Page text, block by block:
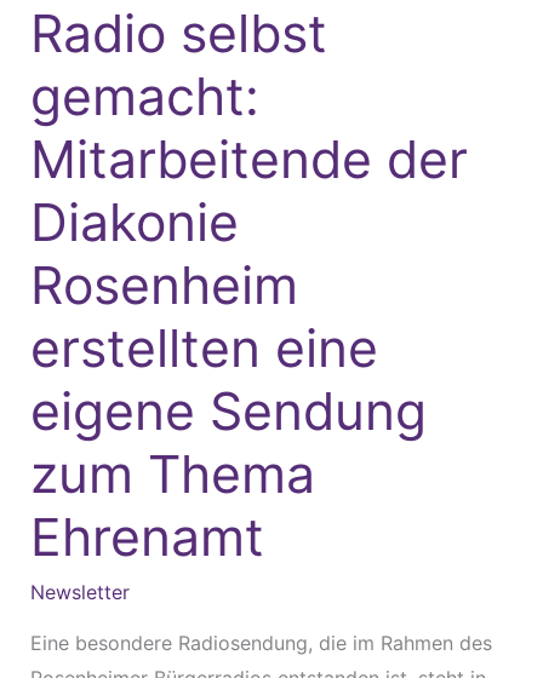
Radio selbst
gemacht:
Mitarbeitende der
Diakonie
Rosenheim
erstellten eine
eigene Sendung
zum Thema
Ehrenamt
Newsletter
Eine besondere Radiosendung, die im Rahmen des
gemacht:
Mitarbeitende
der
Diakonie
Rosenheim
erstellten
eine
eigene
Sendung
zum
Thema
Ehrenamt